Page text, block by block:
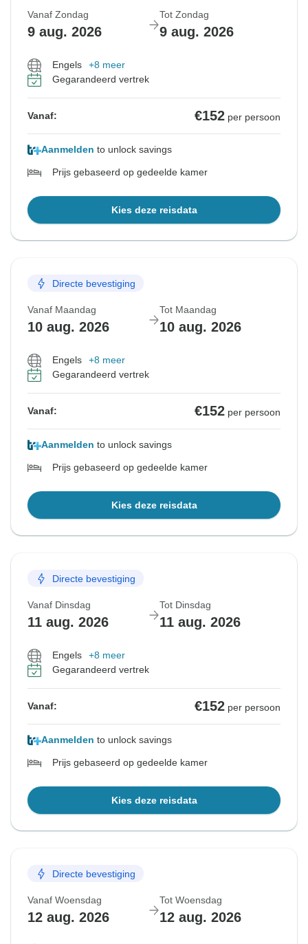
Vanaf Zondag
9 aug. 2026
Tot Zondag
9 aug. 2026
Engels
+8 meer
Gegarandeerd vertrek
Vanaf: €152 per persoon
Aanmelden to unlock savings
Prijs gebaseerd op gedeelde kamer
Kies deze reisdata
Directe bevestiging
Vanaf Maandag
10 aug. 2026
Tot Maandag
10 aug. 2026
Engels
+8 meer
Gegarandeerd vertrek
Vanaf: €152 per persoon
Aanmelden to unlock savings
Prijs gebaseerd op gedeelde kamer
Kies deze reisdata
Directe bevestiging
Vanaf Dinsdag
11 aug. 2026
Tot Dinsdag
11 aug. 2026
Engels
+8 meer
Gegarandeerd vertrek
Vanaf: €152 per persoon
Aanmelden to unlock savings
Prijs gebaseerd op gedeelde kamer
Kies deze reisdata
Directe bevestiging
Vanaf Woensdag
12 aug. 2026
Tot Woensdag
12 aug. 2026